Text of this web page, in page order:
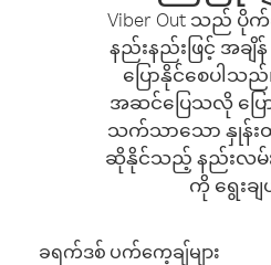
Viber Out သည်
နည်းနည်းဖြင့် အချိန်
ပြောနိုင်စေပါသ
အဆင်ပြေသလို ပြေ
သက်သာသော နှုန်းထာ
ဆိုနိုင်သည့် နည်းလမ်း
ကို ရွေးချ
ခရက်ဒစ် ပက်ကေ့ချ်များ